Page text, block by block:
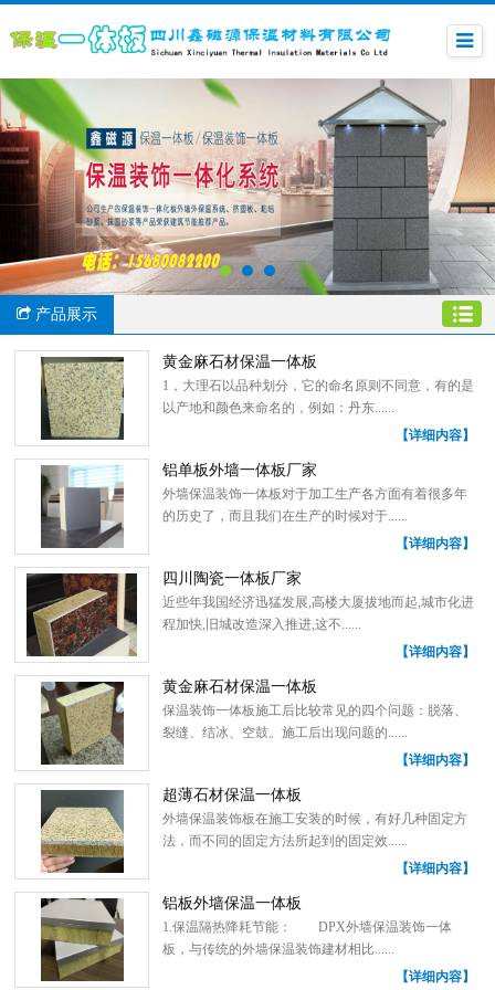
产品展示
黄金麻石材保温一体板
1，大理石以品种划分，它的命名原则不同意，有的是
以产地和颜色来命名的，例如：丹东......
【详细内容】
铝单板外墙一体板厂家
外墙保温装饰一体板对于加工生产各方面有着很多年
的历史了，而且我们在生产的时候对于......
【详细内容】
四川陶瓷一体板厂家
近些年我国经济迅猛发展,高楼大厦拔地而起,城市化进
程加快,旧城改造深入推进,这不......
【详细内容】
黄金麻石材保温一体板
保温装饰一体板施工后比较常见的四个问题：脱落、
裂缝、结冰、空鼓。施工后出现问题的......
【详细内容】
超薄石材保温一体板
外墙保温装饰板在施工安装的时候，有好几种固定方
法，而不同的固定方法所起到的固定效......
【详细内容】
铝板外墙保温一体板
1.保温隔热降耗节能： DPX外墙保温装饰一体
板，与传统的外墙保温装饰建材相比......
【详细内容】